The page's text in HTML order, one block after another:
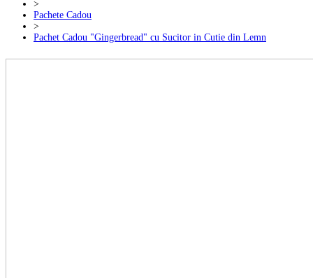
>
Pachete Cadou
>
Pachet Cadou "Gingerbread" cu Sucitor in Cutie din Lemn